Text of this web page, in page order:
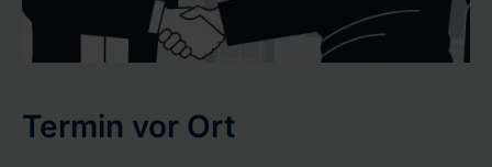
Termin vor Ort